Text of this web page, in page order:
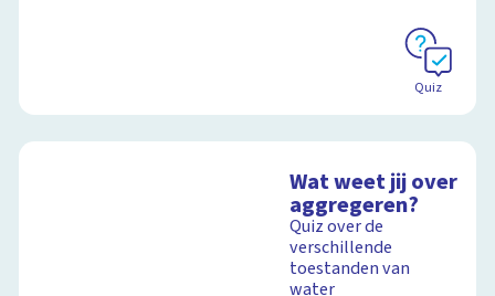
Quiz
Wat weet jij over
aggregeren?
Quiz over de
verschillende
toestanden van
water